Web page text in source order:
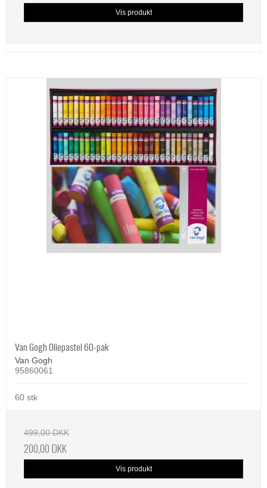
Vis produkt
Van Gogh Oliepastel 60-pak
Van Gogh
95860061
60 stk
499,00 DKK
200,00 DKK
Vis produkt